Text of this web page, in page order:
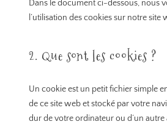
Dans le document ci-dessous, nous
l’utilisation des cookies sur notre site
2. Que sont les cookies ?
Un cookie est un petit fichier simple
de ce site web et stocké par votre
dur de votre ordinateur ou d’un autre